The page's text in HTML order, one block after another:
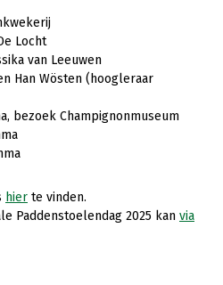
en onderwijs
Locht
van Leeuwen
Han Wösten (hoogleraar
bezoek Champignonmuseum
hier te vinden.
Paddenstoelendag 2025 kan via